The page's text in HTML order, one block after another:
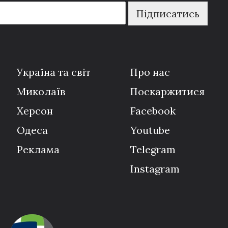
Підписатись
Україна та світ
Миколаїв
Херсон
Одеса
Реклама
Про нас
Поскаржитися
Facebook
Youtube
Telegram
Instagram